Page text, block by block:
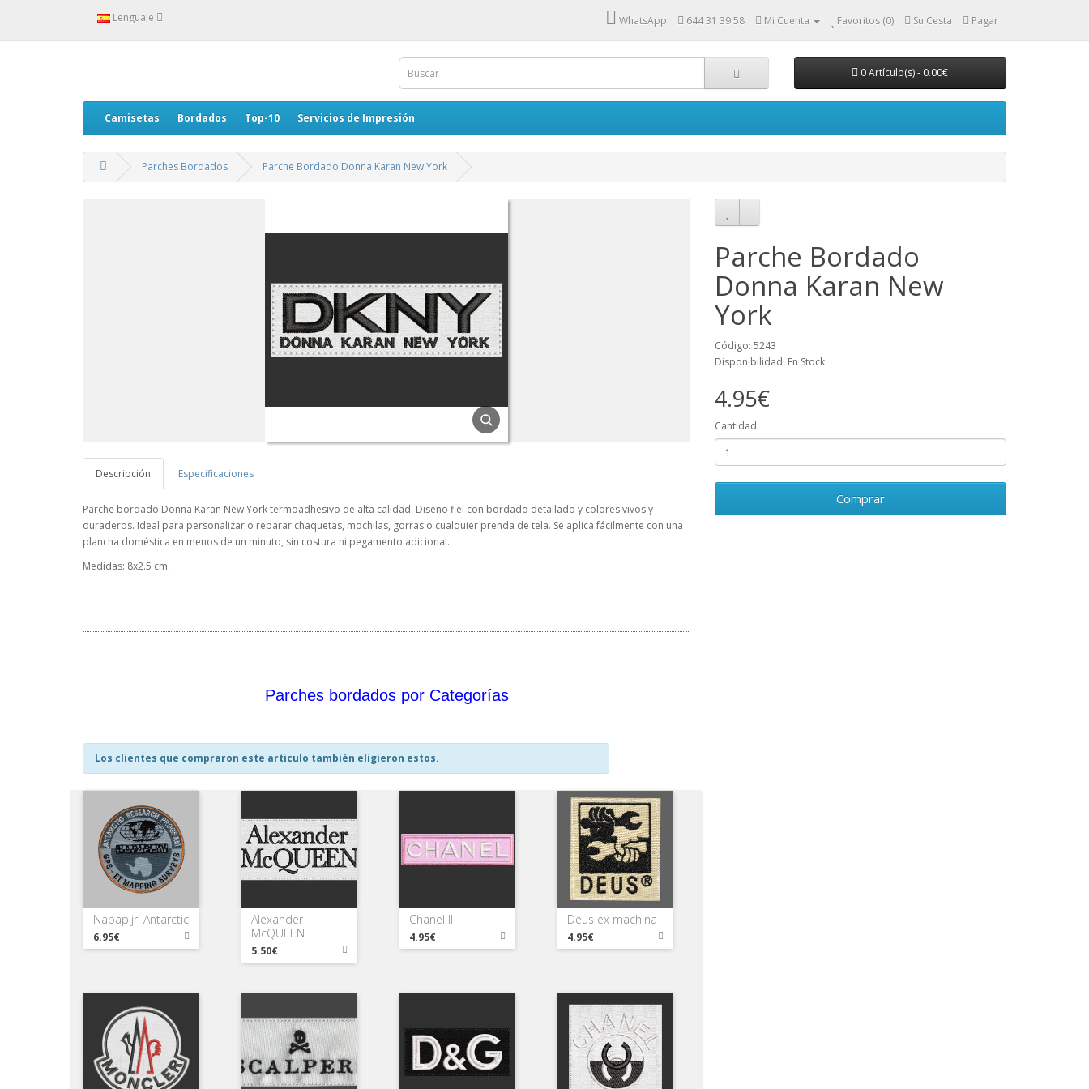
Lenguaje WhatsApp 644 31 39 58 Mi Cuenta Favoritos (0) Su Cesta Pagar
0 Artículo(s) - 0.00€
Camisetas Bordados Top-10 Servicios de Impresión
Parches Bordados Parche Bordado Donna Karan New York
Descripción Especificaciones
Parche bordado Donna Karan New York termoadhesivo de alta calidad. Diseño fiel con bordado detallado y colores vivos y
duraderos. Ideal para personalizar o reparar chaquetas, mochilas, gorras o cualquier prenda de tela. Se aplica fácilmente con una
plancha doméstica en menos de un minuto, sin costura ni pegamento adicional.
Medidas: 8x2.5 cm.
Parches bordados por Categorías
Los clientes que compraron este articulo también eligieron estos.
Napapijri Antarctic
6.95€
Alexander
McQUEEN
5.50€
Chanel II
4.95€
Deus ex machina
4.95€
Parche Bordado
Donna Karan New
York
Código: 5243
Disponibilidad: En Stock
4.95€
Cantidad:
Comprar